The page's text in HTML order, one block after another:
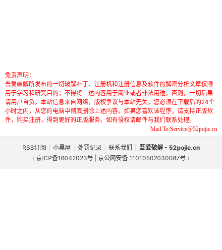
免责声明：
吾爱破解所发布的一切破解补丁、注册机和注册信息及软件的解密分析文章仅限
用于学习和研究目的；不得将上述内容用于商业或者非法用途，否则，一切后果
请用户自负。本站信息来自网络，版权争议与本站无关。您必须在下载后的24个
小时之内，从您的电脑中彻底删除上述内容。如果您喜欢该程序，请支持正版软
件，购买注册，得到更好的正版服务。如有侵权请邮件与我们联系处理。
Mail To:Service@52pojie.cn
RSS订阅 小黑屋 处罚记录 联系我们
吾爱破解 - 52pojie.cn
( 京ICP备16042023号 | 京公网安备 11010502030087号 )